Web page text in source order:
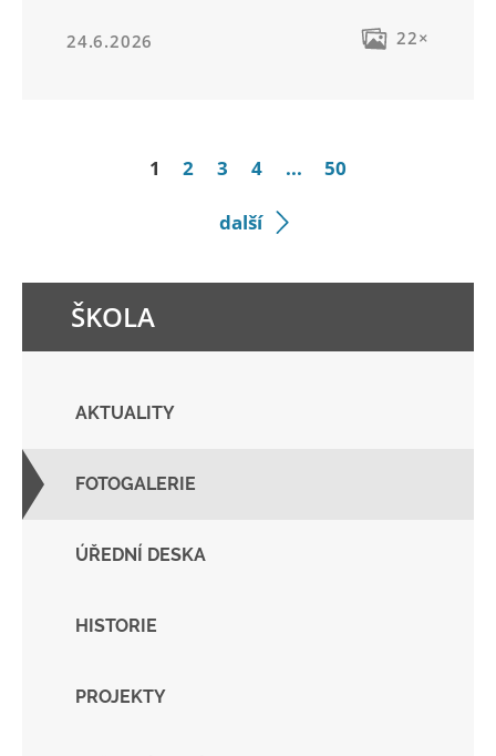
24.6.2026 22×
1 2 3 4 ... 50
další
ŠKOLA
AKTUALITY
FOTOGALERIE
ÚŘEDNÍ DESKA
HISTORIE
PROJEKTY